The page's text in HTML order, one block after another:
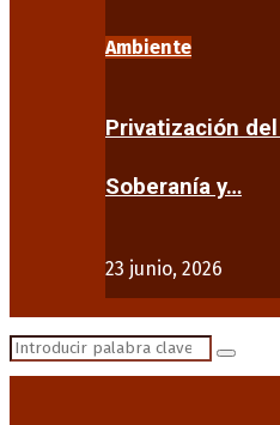
Ambiente
Privatización
Soberanía y…
23 junio, 2026
Search
Search